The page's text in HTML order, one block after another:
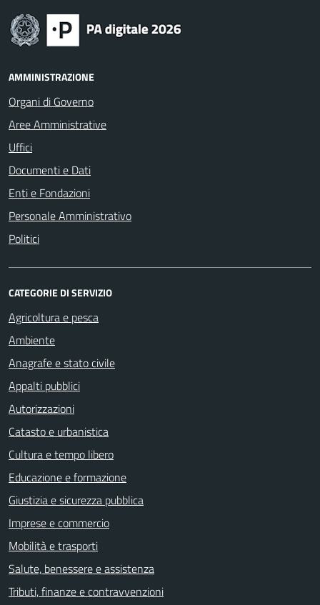
AMMINISTRAZIONE
Organi di Governo
Aree Amministrative
Uffici
Documenti e Dati
Enti e Fondazioni
Personale Amministrativo
Politici
CATEGORIE DI SERVIZIO
Agricoltura e pesca
Ambiente
Anagrafe e stato civile
Appalti pubblici
Autorizzazioni
Catasto e urbanistica
Cultura e tempo libero
Educazione e formazione
Giustizia e sicurezza pubblica
Imprese e commercio
Mobilità e trasporti
Salute, benessere e assistenza
Tributi, finanze e contravvenzioni